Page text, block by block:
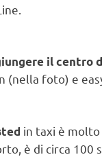
il centro
(nella foto) e
in taxi è molto
è di circa